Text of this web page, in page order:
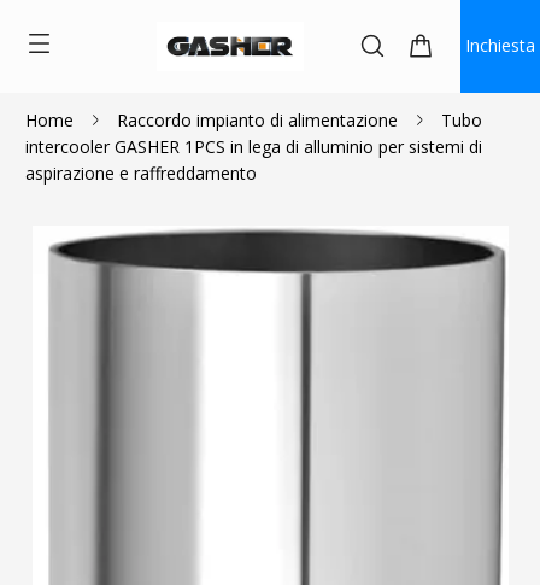
Inchiesta
Home Raccordo impianto di alimentazione
Tubo
intercooler GASHER 1PCS in lega di alluminio per sistemi di
aspirazione e raffreddamento
$19.99 $17.99